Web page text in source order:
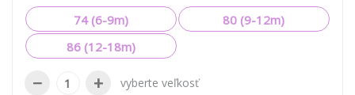
74 (6-9m)
80 (9-12m)
86 (12-18m)
− + vyberte veľkosť